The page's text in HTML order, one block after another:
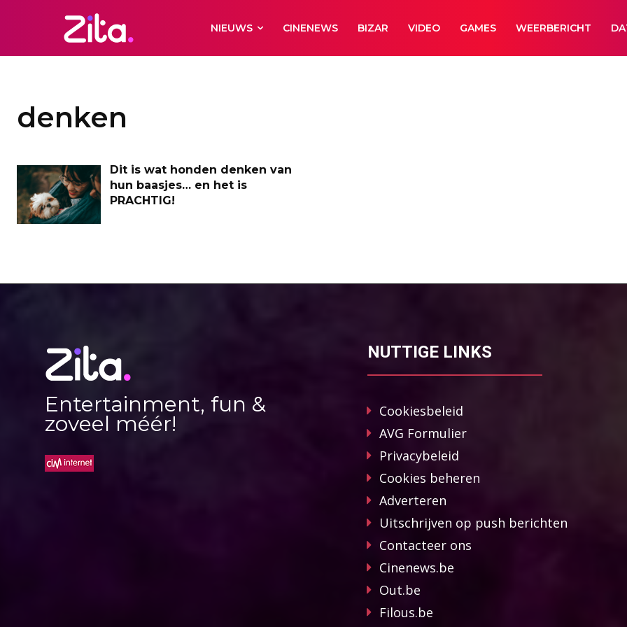
NIEUWS CINENEWS BIZAR VIDEO GAMES WEERBERICHT
denken
Dit is wat honden denken van
hun baasjes… en het is
PRACHTIG!
Entertainment, fun &
zoveel méér!
NUTTIGE LINKS
Cookiesbeleid
AVG Formulier
Privacybeleid
Cookies beheren
Adverteren
Uitschrijven op push berichten
Contacteer ons
Cinenews.be
Out.be
Filous.be